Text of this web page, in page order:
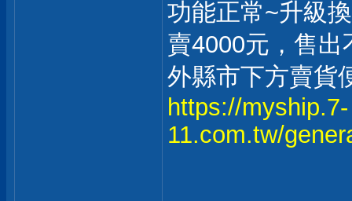
功能正常~升級
賣4000元，售
外縣市下方賣貨
https://myship.7-
11.com.tw/